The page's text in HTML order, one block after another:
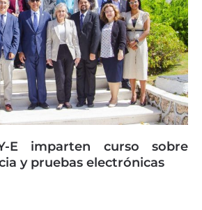
E imparten curso sobre
y pruebas electrónicas